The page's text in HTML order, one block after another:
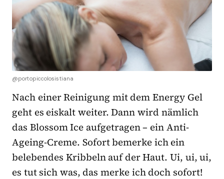
@portopiccolosistiana
Nach einer Reinigung mit dem Energy Gel
geht es eiskalt weiter. Dann wird nämlich
das Blossom Ice aufgetragen – ein Anti-
Ageing-Creme. Sofort bemerke ich ein
belebendes Kribbeln auf der Haut. Ui, ui, ui,
es tut sich was, das merke ich doch sofort!